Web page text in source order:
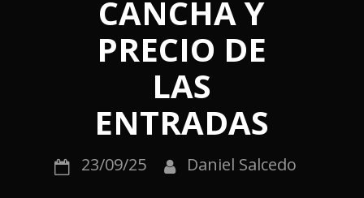
CANCHA Y
PRECIO DE
LAS
ENTRADAS
23/09/25 Daniel Salcedo